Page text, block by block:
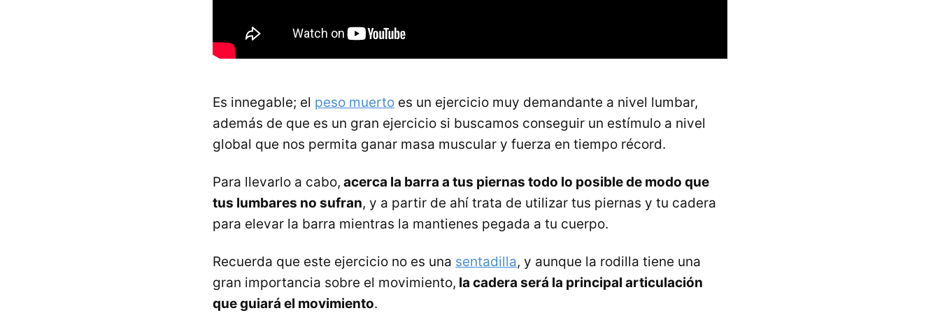
Es innegable; el peso muerto es un ejercicio muy demandante a nivel lumbar,
además de que es un gran ejercicio si buscamos conseguir un estímulo a nivel
global que nos permita ganar masa muscular y fuerza en tiempo récord.
Para llevarlo a cabo, acerca la barra a tus piernas todo lo posible de modo que
tus lumbares no sufran, y a partir de ahí trata de utilizar tus piernas y tu cadera
para elevar la barra mientras la mantienes pegada a tu cuerpo.
Recuerda que este ejercicio no es una sentadilla, y aunque la rodilla tiene una
gran importancia sobre el movimiento, la cadera será la principal articulación
que guiará el movimiento.